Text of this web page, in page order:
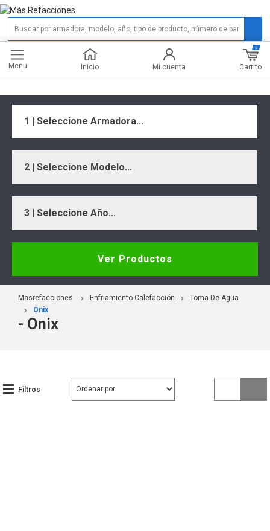
Menu Inicio Mi cuenta Carrito
0
1 | Seleccione Armadora...
2 | Seleccione Modelo...
3 | Seleccione Año...
Ver Productos
Masrefacciones Enfriamiento Calefacción
Toma De Agua
Onix
- Onix
Filtros